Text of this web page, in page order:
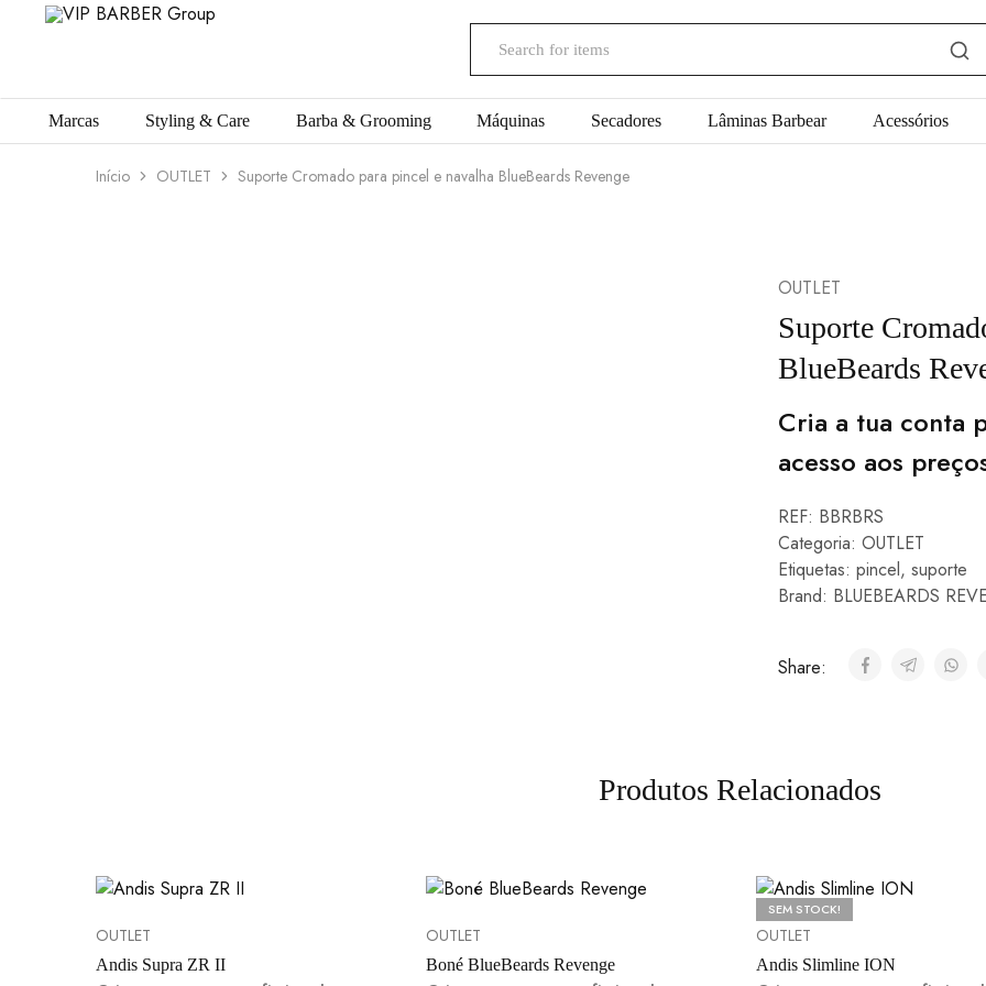
Marcas Styling & Care Barba & Grooming Máquinas Secadores Lâminas Barbear Acessórios
Início OUTLET Suporte Cromado para pincel e navalha BlueBeards Revenge
OUTLET
Suporte
BlueBeards
Cria a tua conta
acesso aos
REF: BBRBRS
Categoria: OUTLET
Etiquetas: pincel, suporte
Brand: BLUEBEARDS
Share:
Produtos Relacionados
OUTLET
Andis Supra ZR II
OUTLET
Boné BlueBeards Revenge
SEM STOCK!
OUTLET
Andis Slimline ION